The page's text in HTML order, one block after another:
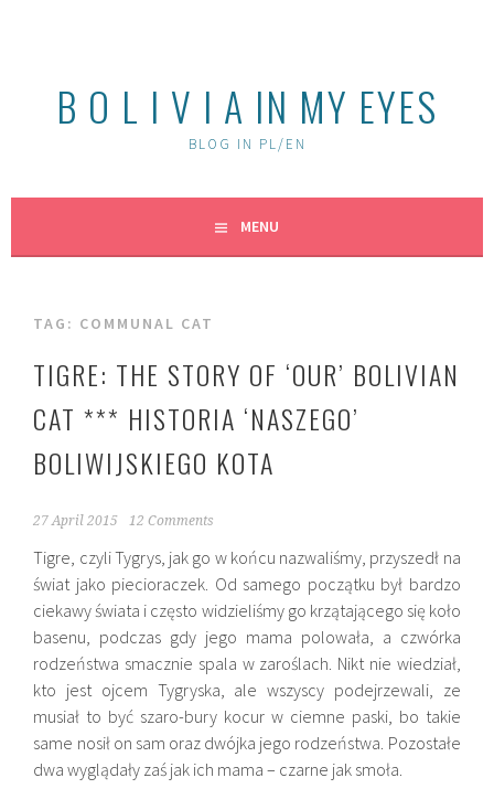
B O L I V I A IN MY EYES
BLOG IN PL/EN
MENU
TAG: COMMUNAL CAT
TIGRE: THE STORY OF ‘OUR’ BOLIVIAN
CAT *** HISTORIA ‘NASZEGO’
BOLIWIJSKIEGO KOTA
27 April 2015 12 Comments
Tigre, czyli Tygrys, jak go w końcu nazwaliśmy, przyszedł na
świat jako piecioraczek. Od samego początku był bardzo
ciekawy świata i często widzieliśmy go krzątającego się koło
basenu, podczas gdy jego mama polowała, a czwórka
rodzeństwa smacznie spala w zaroślach. Nikt nie wiedział,
kto jest ojcem Tygryska, ale wszyscy podejrzewali, ze
musiał to być szaro-bury kocur w ciemne paski, bo takie
same nosił on sam oraz dwójka jego rodzeństwa. Pozostałe
dwa wyglądały zaś jak ich mama – czarne jak smoła.